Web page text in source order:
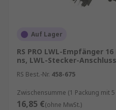
Auf Lager
RS PRO LWL-Empfänger
ns, LWL-Stecker-Anschluss
RS Best.-Nr. 458-675
Zwischensumme (1 Packung mit 5
16,85 €(ohne MwSt.)